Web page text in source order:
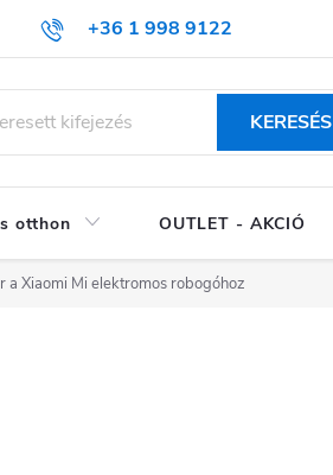
+36 1 998 9122
KERESÉS
otthon OUTLET - AKCIÓ
a Xiaomi Mi elektromos robogóhoz